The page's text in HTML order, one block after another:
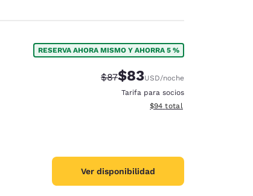
RESERVA AHORA MISMO Y AHORRA 5 %
Tarifa tachada:
$87Tarifa reducida:
$83USD/noche
Tarifa para socios
Ver detalles totales
$94 total
Ver disponibilidad